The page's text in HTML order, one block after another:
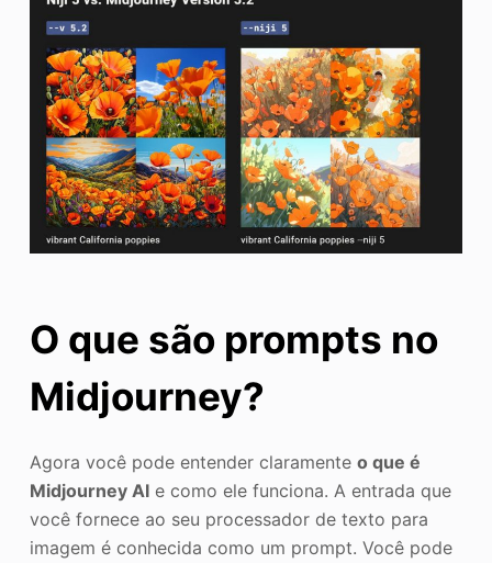
O que são prompts no
Midjourney?
Agora você pode entender claramente o que é
Midjourney AIe como ele funciona. A entrada que
você fornece ao seu processador de texto para
imagem é conhecida como um prompt. Você pode